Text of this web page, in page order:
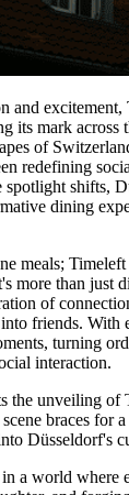
and excitement,
its mark
of
redefining
shifts,
dining
meals;
more than just
of
friends. With
turning
interaction.
the unveiling of
braces for
Düsseldorf's
a world where